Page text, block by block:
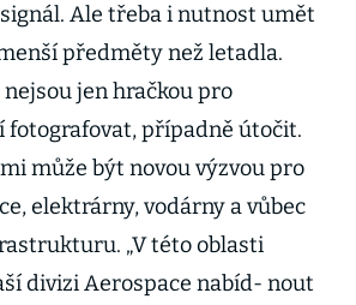
Ale třeba i nutnost umět
předměty než letadla.
jen hračkou pro
fotografovat, případně útočit.
může být novou výzvou pro
elektrárny, vodárny a vůbec
„V této oblasti
divizi Aerospace nabíd- nout